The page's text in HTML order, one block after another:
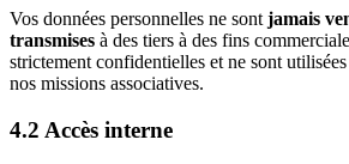
Vos données personnelles ne sont jamais
transmises à des tiers à des fins
strictement confidentielles et ne sont
nos missions associatives.
4.2 Accès interne